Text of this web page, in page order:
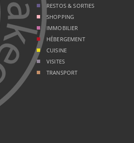
RESTOS & SORTIES
SHOPPING
IMMOBILIER
HÉBERGEMENT
CUISINE
VISITES
TRANSPORT